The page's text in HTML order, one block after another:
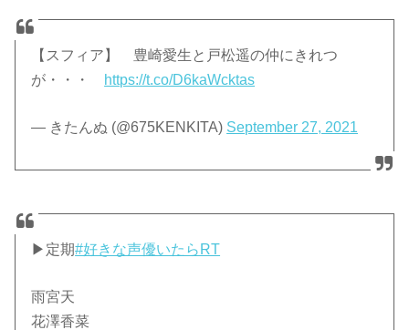
【スフィア】 豊崎愛生と戸松遥の仲にきれつ
が・・・
https://t.co/D6kaWcktas
— きたんぬ (@675KENKITA) September 27, 2021
▶定期#好きな声優いたらRT
雨宮天
花澤香菜